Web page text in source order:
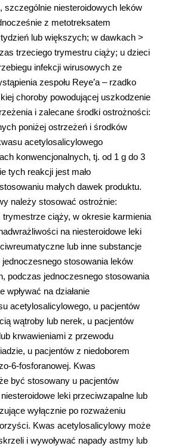
szczególnie niesteroidowych leków
z metotreksatem
lub większych; w dawkach >
trzeciego trymestru ciąży; u dzieci
infekcji wirusowych ze
zespołu Reye’a – rzadko
choroby powodującej uszkodzenie
i zalecane środki ostrożności:
poniżej ostrzeżeń i środków
acetylosalicylowego
konwencjonalnych, tj. od 1 g do 3
tych reakcji jest mało
małych dawek produktu.
należy stosować ostrożnie:
ciąży, w okresie karmienia
na niesteroidowe leki
lub inne substancje
stosowania leków
podczas jednoczesnego stosowania
wpływać na działanie
acetylosalicylowego, u pacjentów
wątroby lub nerek, u pacjentów
krwawieniami z przewodu
u pacjentów z niedoborem
6-fosforanowej. Kwas
być stosowany u pacjentów
leki przeciwzapalne lub
wyłącznie po rozważeniu
Kwas acetylosalicylowy może
i wywoływać napady astmy lub